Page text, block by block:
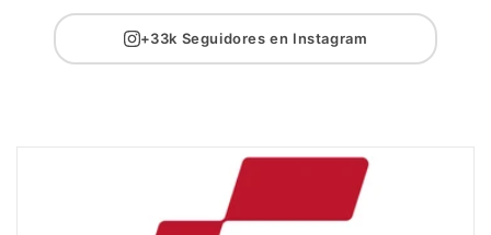
+33k Seguidores en Instagram